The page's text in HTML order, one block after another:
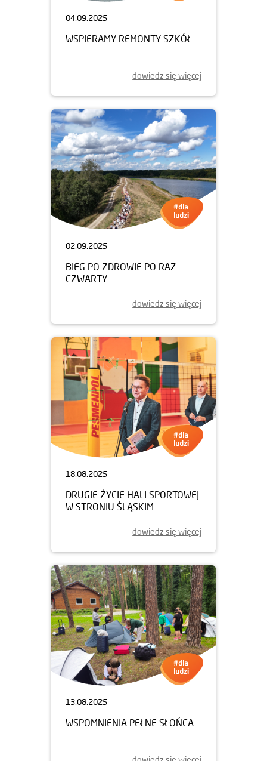
04.09.2025
WSPIERAMY REMONTY SZKÓŁ
dowiedz się więcej
02.09.2025
BIEG PO ZDROWIE PO RAZ
CZWARTY
dowiedz się więcej
18.08.2025
DRUGIE ŻYCIE HALI SPORTOWEJ
W STRONIU ŚLĄSKIM
dowiedz się więcej
13.08.2025
WSPOMNIENIA PEŁNE SŁOŃCA